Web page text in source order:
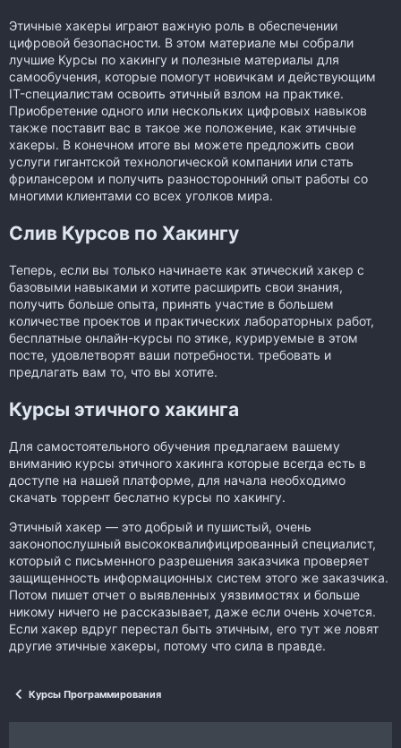
Этичные хакеры играют важную роль в обеспечении
цифровой безопасности. В этом материале мы собрали
лучшие Курсы по хакингу и полезные материалы для
самообучения, которые помогут новичкам и действующим
IT-специалистам освоить этичный взлом на практике.
Приобретение одного или нескольких цифровых навыков
также поставит вас в такое же положение, как этичные
хакеры. В конечном итоге вы можете предложить свои
услуги гигантской технологической компании или стать
фрилансером и получить разносторонний опыт работы со
многими клиентами со всех уголков мира.
Слив Курсов по Хакингу
Теперь, если вы только начинаете как этический хакер с
базовыми навыками и хотите расширить свои знания,
получить больше опыта, принять участие в большем
количестве проектов и практических лабораторных работ,
бесплатные онлайн-курсы по этике, курируемые в этом
посте, удовлетворят ваши потребности. требовать и
предлагать вам то, что вы хотите.
Курсы этичного хакинга
Для самостоятельного обучения предлагаем вашему
вниманию курсы этичного хакинга которые всегда есть в
доступе на нашей платформе, для начала необходимо
скачать торрент беслатно курсы по хакингу.
Этичный хакер — это добрый и пушистый, очень
законопослушный высококвалифицированный специалист,
который с письменного разрешения заказчика проверяет
защищенность информационных систем этого же заказчика.
Потом пишет отчет о выявленных уязвимостях и больше
никому ничего не рассказывает, даже если очень хочется.
Если хакер вдруг перестал быть этичным, его тут же ловят
другие этичные хакеры, потому что сила в правде.
Курсы Программирования